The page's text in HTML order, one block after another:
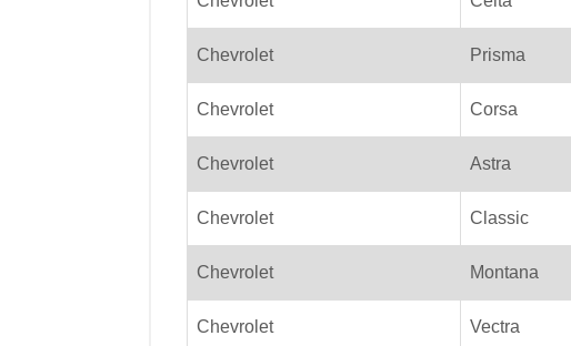
Chevrolet Prisma
Chevrolet Corsa
Chevrolet Astra
Chevrolet Classic
Chevrolet Montana
Chevrolet Vectra